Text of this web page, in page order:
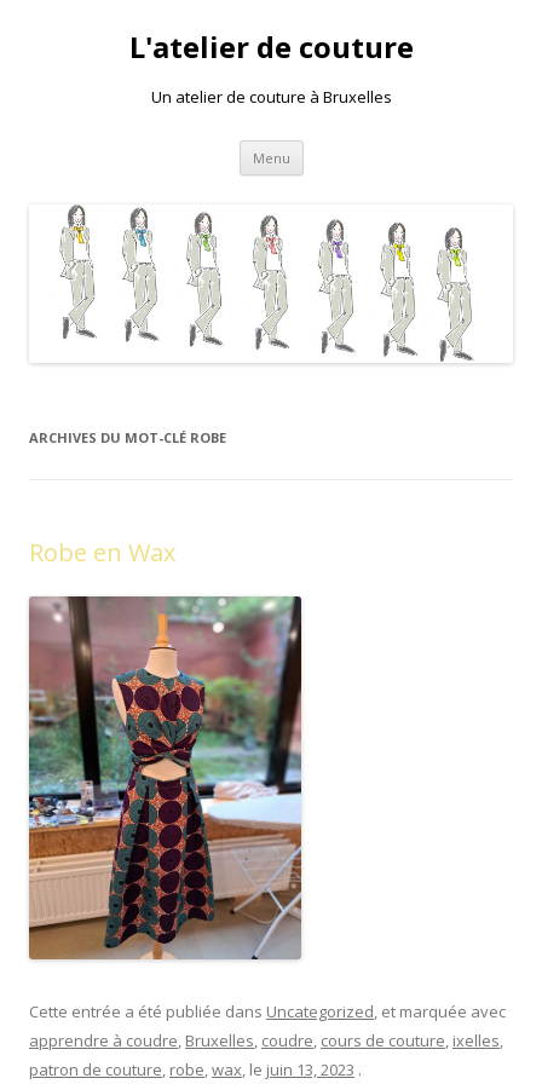
L'atelier de couture
Un atelier de couture à Bruxelles
Menu Aller au contenu principal
ARCHIVES DU MOT-CLÉ ROBE
Robe en Wax
Cette entrée a été publiée dans Uncategorized , et marquée avec
apprendre à coudre Bruxelles coudre cours de couture ixelles
patron de couture robe wax , le juin 13, 2023 .